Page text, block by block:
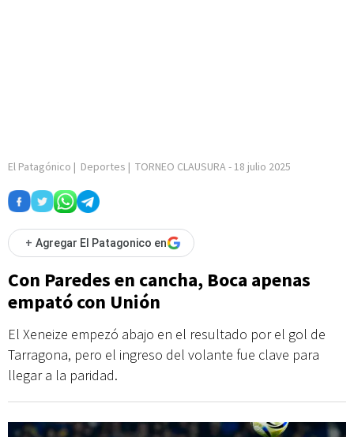
El Patagónico | Deportes | TORNEO CLAUSURA- 18 julio 2025
+ Agregar El Patagonico en
Con Paredes en cancha, Boca apenas
empató con Unión
El Xeneize empezó abajo en el resultado por el gol de
Tarragona, pero el ingreso del volante fue clave para
llegar a la paridad.